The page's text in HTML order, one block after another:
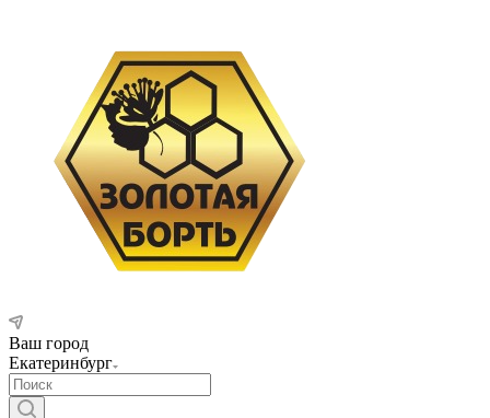
Ваш город
Екатеринбург